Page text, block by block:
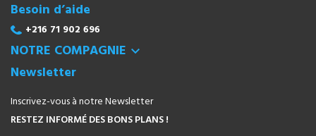
Besoin d’aide
+216 71 902 696
NOTRE COMPAGNIE 
Newsletter
Inscrivez-vous à notre Newsletter
RESTEZ INFORMÉ DES BONS PLANS !